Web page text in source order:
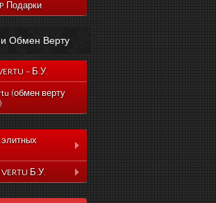
Подарки
и Обмен Верту
- Б.У.
(обмен верту
AsterБ.У.